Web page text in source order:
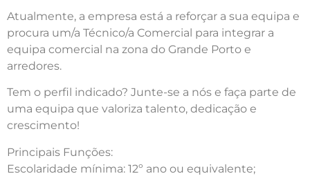
Atualmente, a empresa está a reforçar a sua equipa e
procura um/a Técnico/a Comercial para integrar a
equipa comercial na zona do Grande Porto e
arredores.
Tem o perfil indicado? Junte-se a nós e faça parte de
uma equipa que valoriza talento, dedicação e
crescimento!
Principais Funções:
Escolaridade mínima: 12º ano ou equivalente;